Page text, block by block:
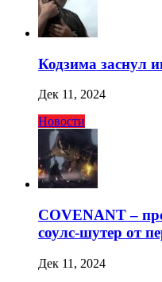
Кодзима заснул
Дек 11, 2024
Новости
COVENANT –
соулс-шутер от
Дек 11, 2024